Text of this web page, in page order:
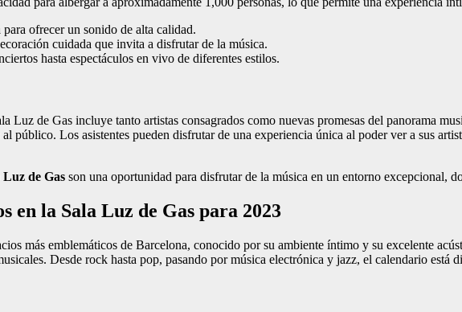
para ofrecer un sonido de alta calidad.
cuidada que invita a disfrutar de la música.
hasta espectáculos en vivo de diferentes estilos.
Luz de Gas incluye tanto artistas consagrados como nuevas promesas del panorama
público. Los asistentes pueden disfrutar de una experiencia única al poder ver a sus
Luz de Gas son una oportunidad para disfrutar de la música en un entorno excepcional,
en la Sala Luz de Gas para 2023
más emblemáticos de Barcelona, conocido por su ambiente íntimo y su excelente
Desde rock hasta pop, pasando por música electrónica y jazz, el calendario está